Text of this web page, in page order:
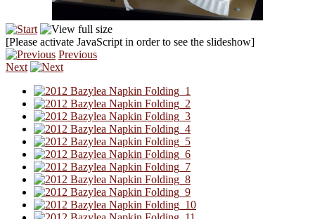
[Please activate JavaScript in order to see the slideshow]
Previous
Next